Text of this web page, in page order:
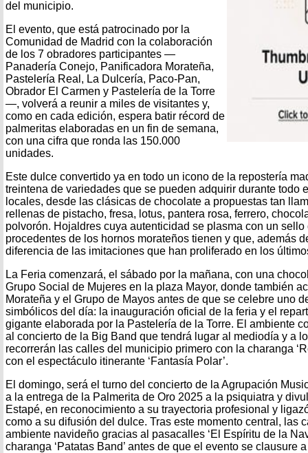
del municipio.
El evento, que está patrocinado por la
Comunidad de Madrid con la colaboración
de los 7 obradores participantes —
Panadería Conejo, Panificadora Morateña,
Pastelería Real, La Dulcería, Paco-Pan,
Obrador El Carmen y Pastelería de la Torre
—, volverá a reunir a miles de visitantes y,
como en cada edición, espera batir récord de
palmeritas elaboradas en un fin de semana,
con una cifra que ronda las 150.000
unidades.
Este dulce convertido ya en todo un icono de la repostería
treintena de variedades que se pueden adquirir durante todo
locales, desde las clásicas de chocolate a propuestas tan
rellenas de pistacho, fresa, lotus, pantera rosa, ferrero,
polvorón. Hojaldres cuya autenticidad se plasma con un
procedentes de los hornos morateños tienen y que, además
diferencia de las imitaciones que han proliferado en los
La Feria comenzará, el sábado por la mañana, con una
Grupo Social de Mujeres en la plaza Mayor, donde también
Morateña y el Grupo de Mayos antes de que se celebre uno
simbólicos del día: la inauguración oficial de la feria y el
gigante elaborada por la Pastelería de la Torre. El ambiente
al concierto de la Big Band que tendrá lugar al mediodía y a
recorrerán las calles del municipio primero con la charanga
con el espectáculo itinerante ‘Fantasía Polar’.
El domingo, será el turno del concierto de la Agrupación
a la entrega de la Palmerita de Oro 2025 a la psiquiatra y
Estapé, en reconocimiento a su trayectoria profesional y
como a su difusión del dulce. Tras este momento central, las
ambiente navideño gracias al pasacalles ‘El Espíritu de la
charanga ‘Patatas Band’ antes de que el evento se clausure